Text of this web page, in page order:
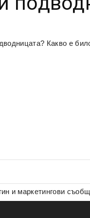
Какво е
и маркетингови